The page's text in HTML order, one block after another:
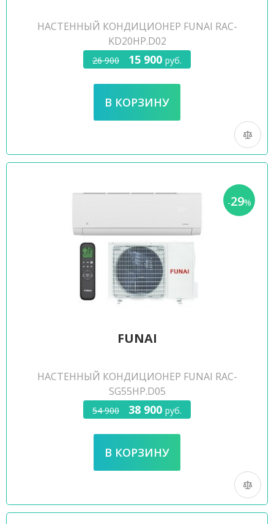
НАСТЕННЫЙ КОНДИЦИОНЕР FUNAI RAC-
KD20HP.D02
26 900 15 900 руб.
-29%
FUNAI
НАСТЕННЫЙ КОНДИЦИОНЕР FUNAI RAC-
SG55HP.D05
54 900 38 900 руб.